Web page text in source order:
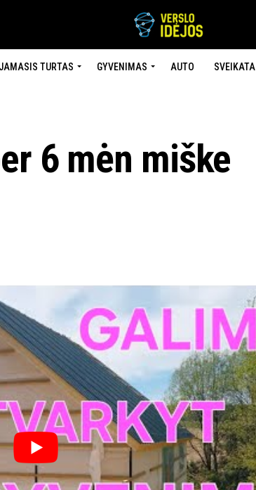
TURTAS GYVENIMAS AUTO SVEIKATA
6 mėn miške